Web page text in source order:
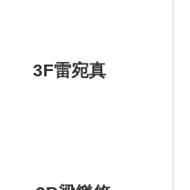
3F雷宛真